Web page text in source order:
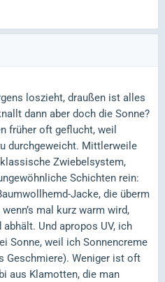
loszieht, draußen ist alles
dann aber doch die Sonne?
früher oft geflucht, weil
durchgeweicht. Mittlerweile
Zwiebelsystem,
Schichten rein:
Jacke, die überm
mal kurz warm wird,
Und apropos UV, ich
Sonne, weil ich Sonnencreme
Geschmiere). Weniger ist oft
aus Klamotten, die man